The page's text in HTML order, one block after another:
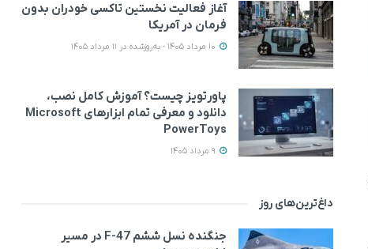
آغاز فعالیت نخستین تاکسی خودران بدون
فرمان در آمریکا
پاورتویز چیست؟ آموزش کامل نصب،
دانلود و معرفی تمام ابزارهای Microsoft
PowerToys
داغ‌ترین‌های روز
جنگنده نسل ششم F-47 در مسیر